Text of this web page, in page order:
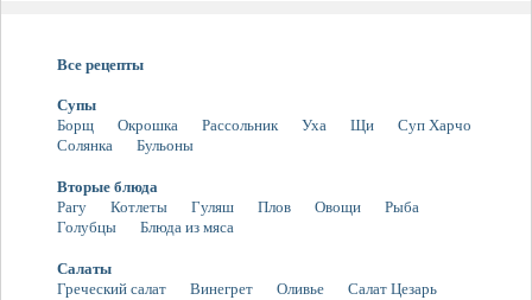
Все рецепты
Супы
Борщ
Окрошка Рассольник Уха Щи
Суп Харчо
Солянка
Бульоны
Вторые блюда
Рагу
Котлеты Гуляш Плов Овощи
Рыба
Голубцы
Блюда из мяса
Салаты
Греческий салат
Винегрет Оливье Салат Цезарь